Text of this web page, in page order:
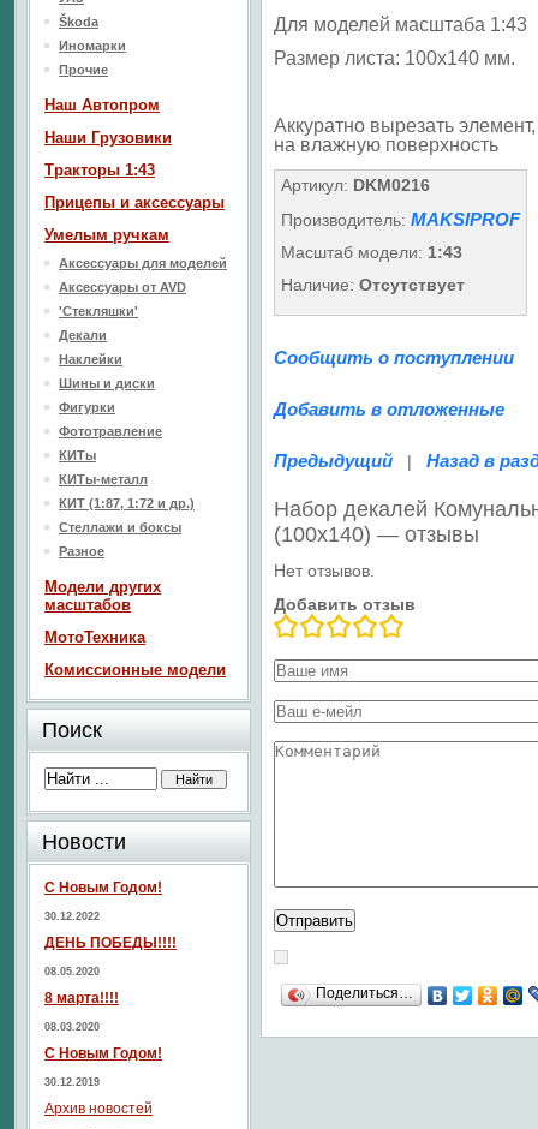
Для моделей масштаба 1:43
Размер листа: 100х140 мм.
Аккуратно вырезать
на влажную поверхность
Артикул: DKM0216
Производитель: MAKSIPROF
Масштаб модели: 1:43
Наличие: Отсутствует
Сообщить о поступлении
Добавить в отложенные
Предыдущий | Назад в
Набор декалей
(100х140) — отзывы
Нет отзывов.
Добавить отзыв
Поделиться…
Škoda
Иномарки
Прочие
Наш Aвтопром
Наши Грузовики
Тракторы 1:43
Прицепы и аксессуары
Умелым ручкам
Аксессуары для моделей
Аксессуары от AVD
'Стекляшки'
Декали
Наклейки
Шины и диски
Фигурки
Фототравление
КИТы
КИТы-металл
КИТ (1:87, 1:72 и др.)
Стеллажи и боксы
Разное
Модели других
масштабов
МотоТехника
Комиссионные модели
Поиск
Новости
С Новым Годом!
30.12.2022
ДЕНЬ ПОБЕДЫ!!!!
08.05.2020
8 марта!!!!
08.03.2020
С Новым Годом!
30.12.2019
Архив новостей